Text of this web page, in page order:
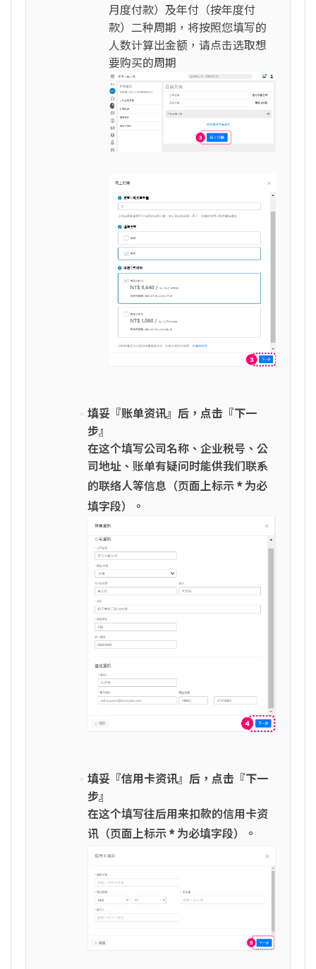
月度付款）及年付（按年度付
款）二种周期，将按照您填写的
人数计算出金额，请点击选取想
要购买的周期
填妥『账单资讯』后，点击『下一
步』
在这个填写公司名称、企业税号、公
司地址、账单有疑问时能供我们联系
的联络人等信息（页面上标示* 为必
填字段）。
填妥『信用卡资讯』后，点击『下一
步』
在这个填写往后用来扣款的信用卡资
讯（页面上标示* 为必填字段）。